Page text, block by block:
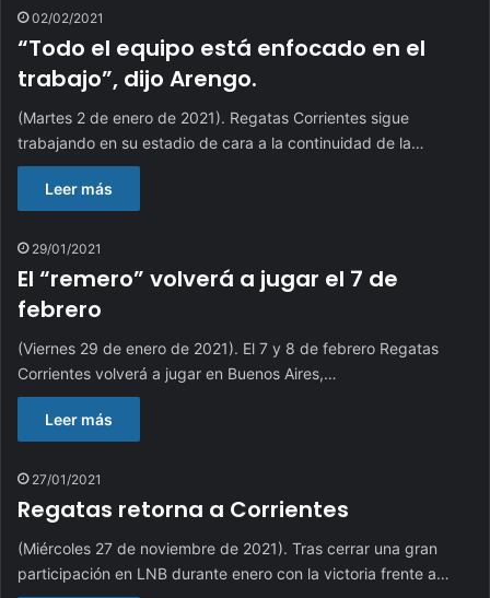
02/02/2021
“Todo el equipo está enfocado en el
trabajo”, dijo Arengo.
(Martes 2 de enero de 2021). Regatas Corrientes sigue
trabajando en su estadio de cara a la continuidad de la…
Leer más
29/01/2021
El “remero” volverá a jugar el 7 de
febrero
(Viernes 29 de enero de 2021). El 7 y 8 de febrero Regatas
Corrientes volverá a jugar en Buenos Aires,…
Leer más
27/01/2021
Regatas retorna a Corrientes
(Miércoles 27 de noviembre de 2021). Tras cerrar una gran
participación en LNB durante enero con la victoria frente a…